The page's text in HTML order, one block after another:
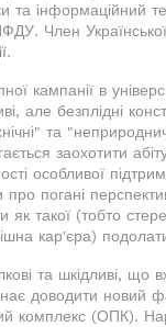
та інформаційний
Член
кампанії в
але безплідні
та
заохотити
особливої
про погані
як такої (тобто
кар'єра)
та шкідливі, що
доводити новий
комплекс (ОПК).